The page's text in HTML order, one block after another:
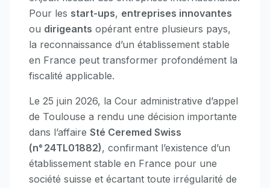
Pour les start-ups, entreprises innovantes
ou dirigeants opérant entre plusieurs pays,
la reconnaissance d’un établissement stable
en France peut transformer profondément la
fiscalité applicable.
Le 25 juin 2026, la Cour administrative d’appel
de Toulouse a rendu une décision importante
dans l’affaire Sté Ceremed Swiss
(n° 24TL01882), confirmant l’existence d’un
établissement stable en France pour une
société suisse et écartant toute irrégularité de